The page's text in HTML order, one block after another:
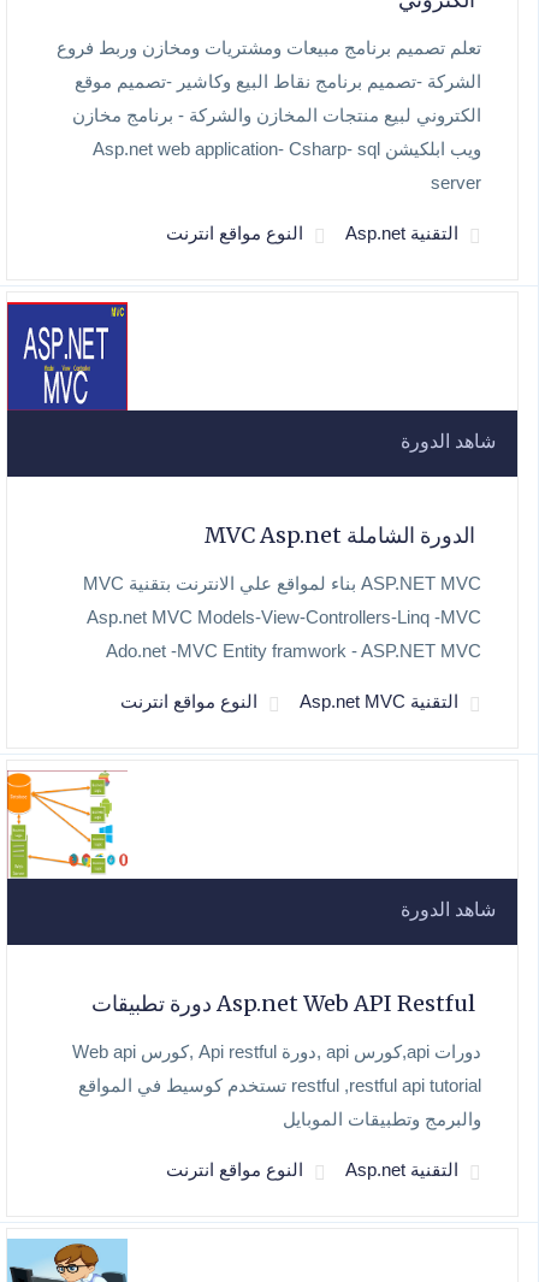
تعلم تصميم برنامج مبيعات ومشتريات ومخازن وربط فروع
الشركة -تصميم برنامج نقاط البيع وكاشير -تصميم موقع
الكتروني لبيع منتجات المخازن والشركة - برنامج مخازن
ويب ابلكيشن Asp.net web application- Csharp- sql
server
التقنية Asp.net النوع مواقع انترنت
شاهد الدورة
الدورة الشاملة MVC Asp.net
ASP.NET MVC بناء لمواقع علي الانترنت بتقنية MVC
Asp.net MVC Models-View-Controllers-Linq -MVC
Ado.net -MVC Entity framwork - ASP.NET MVC
التقنية Asp.net MVC النوع مواقع انترنت
شاهد الدورة
Asp.net Web API Restful دورة تطبيقات
دورات api,كورس api ,دورة Api restful ,كورس Web api
restful ,restful api tutorial تستخدم كوسيط في المواقع
والبرمج وتطبيقات الموبايل
التقنية Asp.net النوع مواقع انترنت